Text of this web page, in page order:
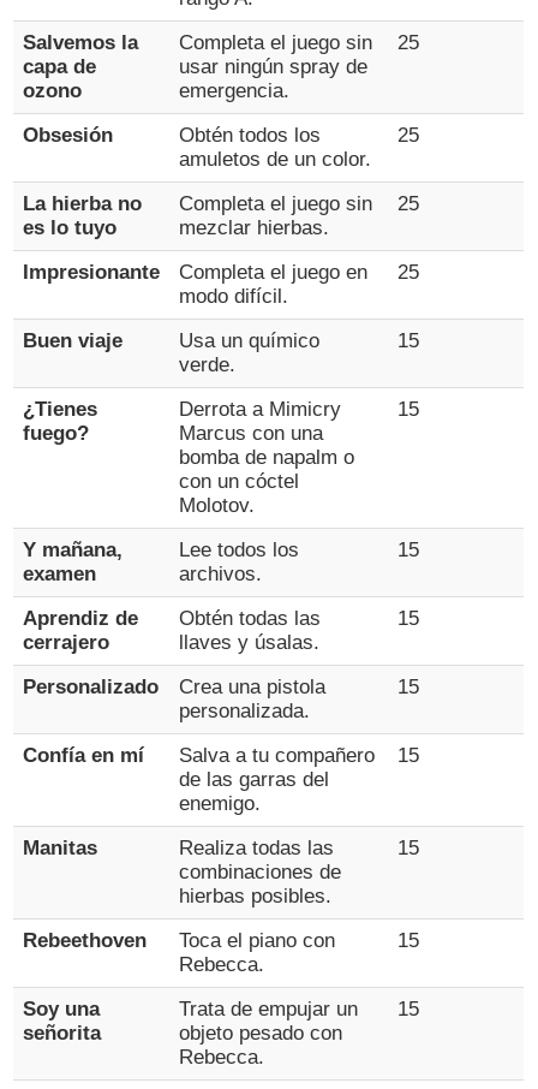
Salvemos la
capa de
ozono
Completa el juego sin
usar ningún spray de
emergencia.
25
Obsesión
Obtén todos los
amuletos de un color.
25
La hierba no
es lo tuyo
Completa el juego sin
mezclar hierbas.
25
Impresionante
Completa el juego en
modo difícil.
25
Buen viaje
Usa un químico
verde.
15
¿Tienes
fuego?
Derrota a Mimicry
Marcus con una
bomba de napalm o
con un cóctel
Molotov.
15
Y mañana,
examen
Lee todos los
archivos.
15
Aprendiz de
cerrajero
Obtén todas las
llaves y úsalas.
15
Personalizado
Crea una pistola
personalizada.
15
Confía en mí
Salva a tu compañero
de las garras del
enemigo.
15
Manitas
Realiza todas las
combinaciones de
hierbas posibles.
15
Rebeethoven
Toca el piano con
Rebecca.
15
Soy una
señorita
Trata de empujar un
objeto pesado con
Rebecca.
15